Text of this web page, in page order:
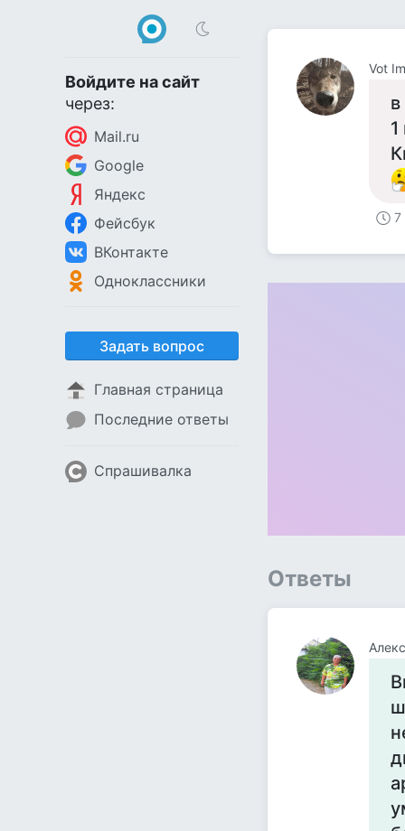
Войдите на сайт
через:
Mail.ru
Google
Яндекс
Фейсбук
ВКонтакте
Одноклассники
Задать вопрос
Главная страница
Последние ответы
Спрашивалка
Vot
7
Ответы